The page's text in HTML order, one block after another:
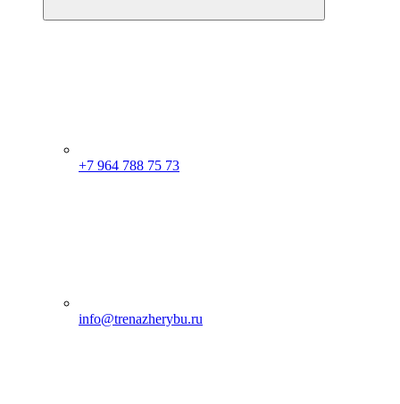
+7 964 788 75 73
info@trenazherybu.ru